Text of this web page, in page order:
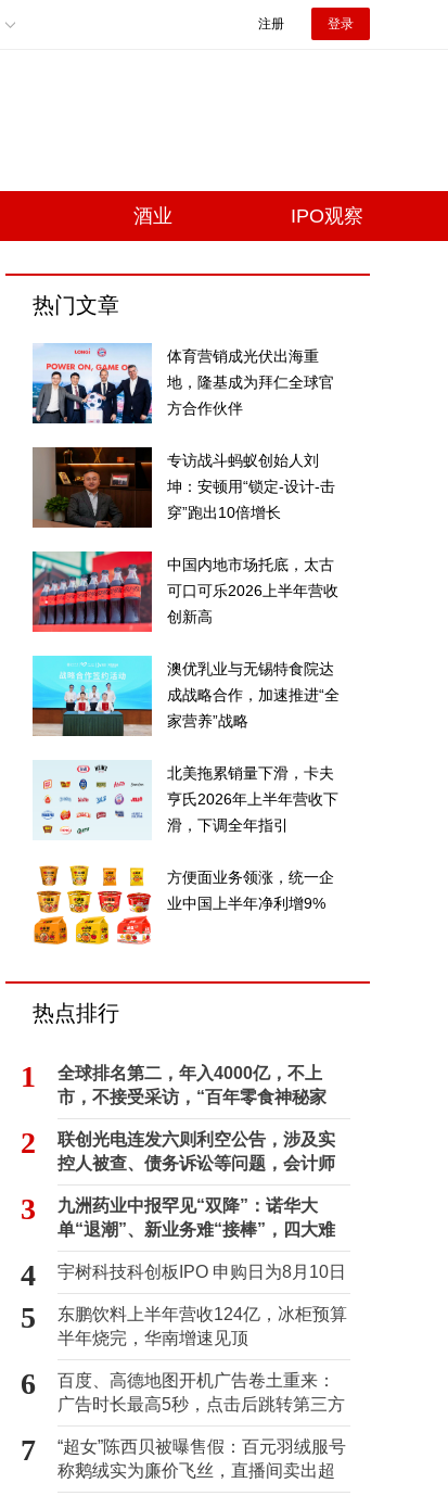
注册 登录
酒业 IPO观察
热门文章
体育营销成光伏出海重
地，隆基成为拜仁全球官
方合作伙伴
专访战斗蚂蚁创始人刘
坤：安顿用“锁定-设计-击
穿”跑出10倍增长
中国内地市场托底，太古
可口可乐2026上半年营收
创新高
澳优乳业与无锡特食院达
成战略合作，加速推进“全
家营养”战略
北美拖累销量下滑，卡夫
亨氏2026年上半年营收下
滑，下调全年指引
方便面业务领涨，统一企
业中国上半年净利增9%
热点排行
1
全球排名第二，年入4000亿，不上
市，不接受采访，“百年零食神秘家
族”浮出水面？
2
联创光电连发六则利空公告，涉及实
控人被查、债务诉讼等问题，会计师
事务所曾出具“保留意见”
3
九洲药业中报罕见“双降”：诺华大
单“退潮”、新业务难“接棒”，四大难
关待闯
4 宇树科技科创板IPO 申购日为8月10日
5
东鹏饮料上半年营收124亿，冰柜预算
半年烧完，华南增速见顶
6
百度、高德地图开机广告卷土重来：
广告时长最高5秒，点击后跳转第三方
7
“超女”陈西贝被曝售假：百元羽绒服号
称鹅绒实为廉价飞丝，直播间卖出超